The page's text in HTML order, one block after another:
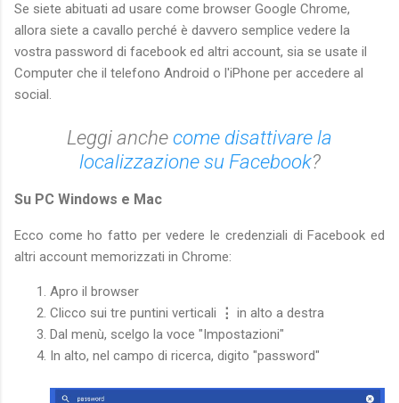
Se siete abituati ad usare come browser Google Chrome,
allora siete a cavallo perché è davvero semplice vedere la
vostra password di facebook ed altri account, sia se usate il
Computer che il telefono Android o l'iPhone per accedere al
social.
Leggi anchecome disattivare la
localizzazione su Facebook?
Su PC Windows e Mac
Ecco come ho fatto per vedere le credenziali di Facebook ed
altri account memorizzati in Chrome:
Apro il browser
Clicco sui tre puntini verticali
⋮ in alto a destra
Dal menù, scelgo la voce "Impostazioni"
In alto, nel campo di ricerca, digito "password"